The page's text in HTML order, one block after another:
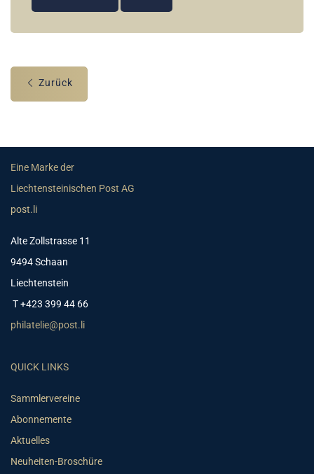
Zurück
Eine Marke der
Liechtensteinischen Post AG
post.li
Alte Zollstrasse 11
9494 Schaan
Liechtenstein
T +423 399 44 66
philatelie@post.li
QUICK LINKS
Sammlervereine
Abonnemente
Aktuelles
Neuheiten-Broschüre